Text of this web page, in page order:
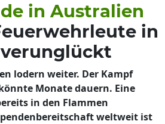
in Australien
in
lodern weiter. Der Kampf
Monate dauern. Eine
in den Flammen
weltweit ist